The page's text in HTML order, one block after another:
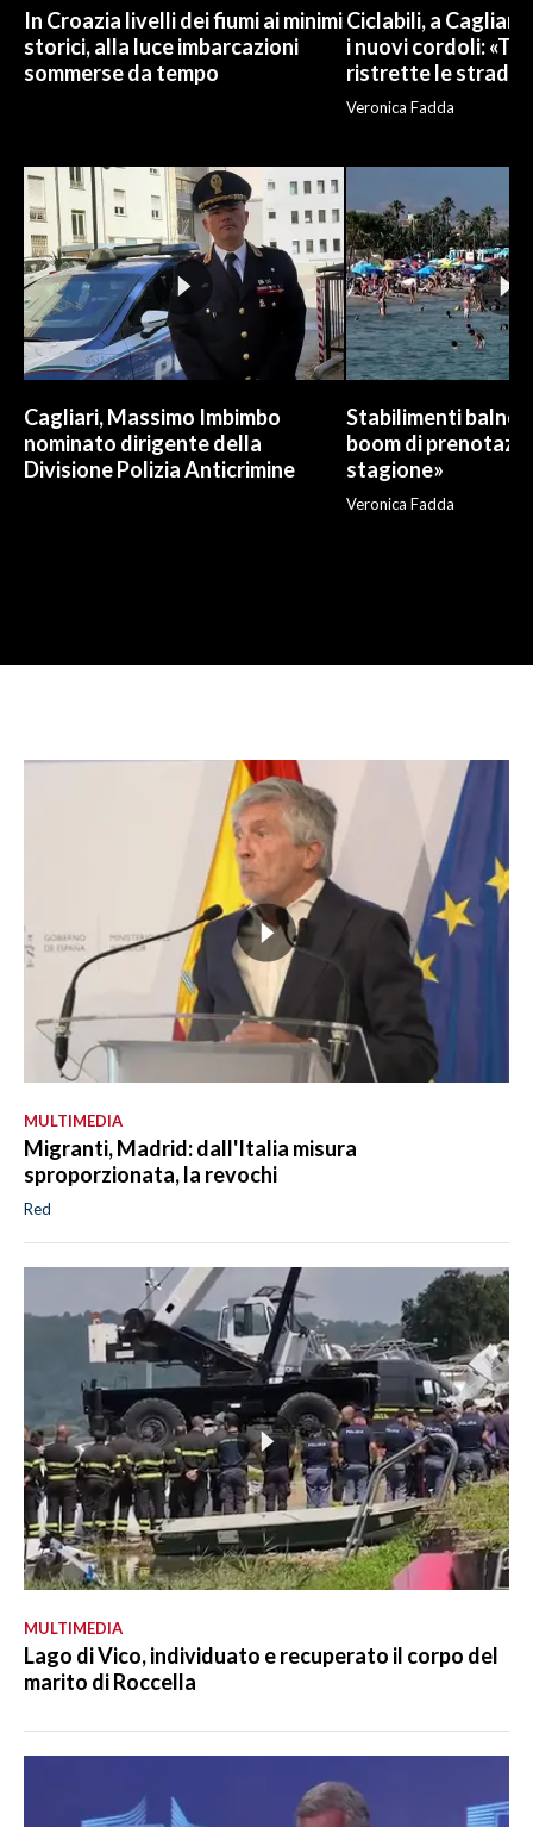
In Croazia livelli dei fiumi ai minimi
storici, alla luce imbarcazioni
sommerse da tempo
Ciclabili, a Cagliari
i nuovi cordoli:
ristrette le strade»
Veronica Fadda
Cagliari, Massimo Imbimbo
nominato dirigente della
Divisione Polizia Anticrimine
Stabilimenti
boom di
stagione»
Veronica Fadda
MULTIMEDIA
Migranti, Madrid: dall'Italia misura
sproporzionata, la revochi
Red
MULTIMEDIA
Lago di Vico, individuato e recuperato il corpo del
marito di Roccella